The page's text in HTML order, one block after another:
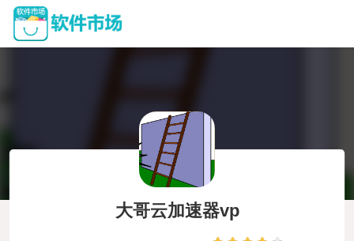
大哥云加速器vp